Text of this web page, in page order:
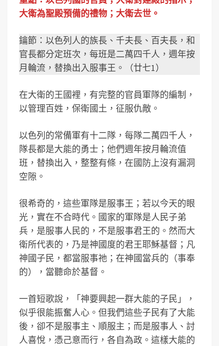
大衛為聖殿預備的禮物；大衛去世。
鑰節：以色列人的族長、千夫長、百夫長，和
官長都分定班次，每班是二萬四千人，週年按
月輪流，替換出入服事王。（廿七1）
在大衛的王國裡，有完整的官員軍隊的編制，
以管理百姓，保衛國土，征服仇敵。
以色列的常備軍有十二隊，每隊二萬四千人，
隊長都是大能的勇士；他們週年按月輪流值
班，替換出入，整整有條，在國防上沒有漏洞
空隙。
很希奇的，這些軍隊是服事王；若以今天的眼
光，實在不合時代。國家的軍隊是人民子弟
兵，是服事人民的，不是服事君王的。然而大
衛所代表的，乃是神國度的君王耶穌基督；凡
神國子民，都當服事祂；在神國當兵的（事奉
的），當聽命於基督。
一首短歌說，「神要興起一群大能的子民」，
似乎很能振奮人心。但我們這些子民有了大能
後，卻不是服事主、順服主；而是服事人、討
人喜悅，憑己意而行，各自為政。這樣大能的